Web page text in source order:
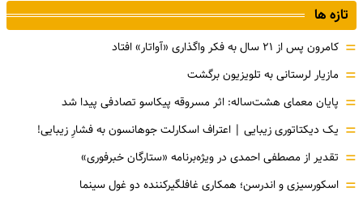
تازه ها
= کامرون پس از ۲۱ سال به فکر واگذاری «آواتار» افتاد
= مازیار لرستانی به تلویزیون برگشت
= پایان معمای هشت‌ساله: اثر مسروقه پیکاسو تصادفی پیدا شد
= یک دیکتاتوری زیبایی | اعتراف اسکارلت جوهانسون به فشارِ زیبایی!
= تقدیر از مصطفی احمدی در ویژه‌برنامه «ستارگان خبرفوری»
= اسکورسیزی و اندرسن؛ همکاری غافلگیرکننده دو غول سینما